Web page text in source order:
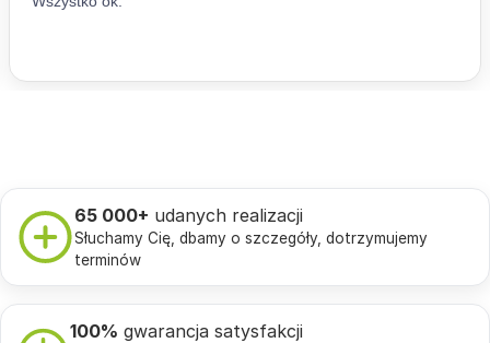
65 000+ udanych realizacji
Słuchamy Cię, dbamy o szczegóły, dotrzymujemy
terminów
100% gwarancja satysfakcji